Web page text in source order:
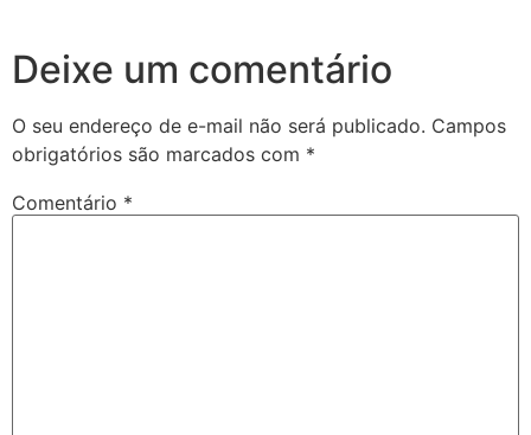
Deixe um comentário
O seu endereço de e-mail não será publicado. Campos
obrigatórios são marcados com *
Comentário *